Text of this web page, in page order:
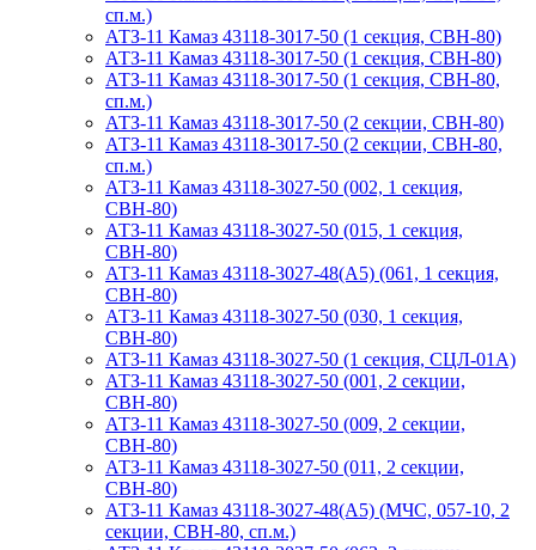
сп.м.)
АТЗ-11 Камаз 43118-3017-50 (1 секция, СВН-80)
АТЗ-11 Камаз 43118-3017-50 (1 секция, СВН-80)
АТЗ-11 Камаз 43118-3017-50 (1 секция, СВН-80,
сп.м.)
АТЗ-11 Камаз 43118-3017-50 (2 секции, СВН-80)
АТЗ-11 Камаз 43118-3017-50 (2 секции, СВН-80,
сп.м.)
АТЗ-11 Камаз 43118-3027-50 (002, 1 секция,
СВН-80)
АТЗ-11 Камаз 43118-3027-50 (015, 1 секция,
СВН-80)
АТЗ-11 Камаз 43118-3027-48(A5) (061, 1 секция,
СВН-80)
АТЗ-11 Камаз 43118-3027-50 (030, 1 секция,
СВН-80)
АТЗ-11 Камаз 43118-3027-50 (1 секция, СЦЛ-01А)
АТЗ-11 Камаз 43118-3027-50 (001, 2 секции,
СВН-80)
АТЗ-11 Камаз 43118-3027-50 (009, 2 секции,
СВН-80)
АТЗ-11 Камаз 43118-3027-50 (011, 2 секции,
СВН-80)
АТЗ-11 Камаз 43118-3027-48(A5) (МЧС, 057-10, 2
секции, СВН-80, сп.м.)